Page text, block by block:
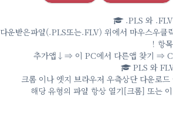
.PLS 와 .FLV
다운받은파일(.PLS또는.FLV) 위에서 마우스우
！항
추가앱↓⇒ 이 PC에서 다른앱 찾기
PLS 와
크롬 이나 엣지 브라우저 우측상단 다운로드
해당 유형의 파일 항상 열기[크롬] 또는